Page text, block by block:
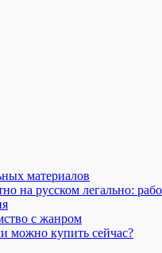
материалов
на русском легально:
с жанром
можно купить сейчас?